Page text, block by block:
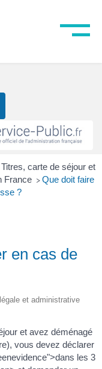
Titres, carte de séjour et
France > Que doit faire
?
en cas de
et administrative
et avez déménagé
vous devez déclarer
les 3